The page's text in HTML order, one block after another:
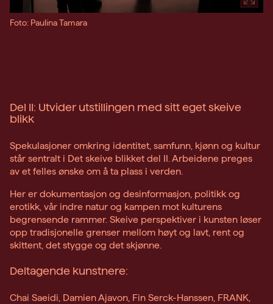
Foto: Paulina Tamara
Del II: Utvider utstillingen med sitt eget skeive
blikk
Spekulasjoner omkring identitet, samfunn, kjønn og kultur
står sentralt i Det skeive blikket del II. Arbeidene preges
av et felles ønske om å ta plass i verden.
Her er dokumentasjon og desinformasjon, politikk og
erotikk, vår indre natur og kampen mot kulturens
begrensende rammer. Skeive perspektiver i kunsten løser
opp tradisjonelle grenser mellom høyt og lavt, rent og
skittent, det stygge og det skjønne.
Deltagende kunstnere:
Chai Saeidi, Damien Ajavon, Fin Serck-Hanssen, FRANK,